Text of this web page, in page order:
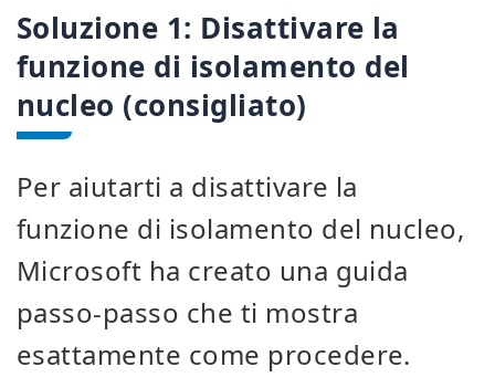
Soluzione 1: Disattivare la
funzione di isolamento del
nucleo (consigliato)
Per aiutarti a disattivare la
funzione di isolamento del nucleo,
Microsoft ha creato una guida
passo-passo che ti mostra
esattamente come procedere.